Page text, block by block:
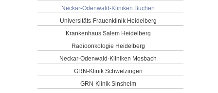
Neckar-Odenwald-Kliniken Buchen
Universitäts-Frauenklinik Heidelberg
Krankenhaus Salem Heidelberg
Radioonkologie Heidelberg
Neckar-Odenwald-Kliniken Mosbach
GRN-Klinik Schwetzingen
GRN-Klinik Sinsheim